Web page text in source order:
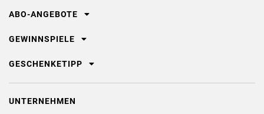
ABO-ANGEBOTE
GEWINNSPIELE
GESCHENKETIPP
UNTERNEHMEN